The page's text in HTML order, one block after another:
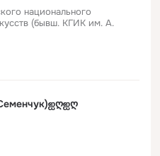
национального
(бывш. КГИК им. А.